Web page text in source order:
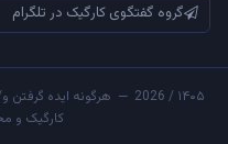
گروه گفتگوی کارگیک در تلگرام
۱۴۰۵ / 2026 — هرگونه ایده
کارگیک و